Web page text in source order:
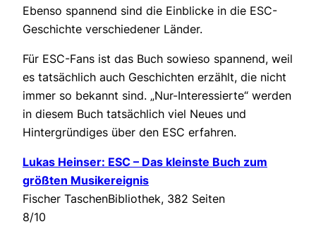
Ebenso spannend sind die Einblicke in die ESC-
Geschichte verschiedener Länder.
Für ESC-Fans ist das Buch sowieso spannend, weil
es tatsächlich auch Geschichten erzählt, die nicht
immer so bekannt sind. „Nur-Interessierte“ werden
in diesem Buch tatsächlich viel Neues und
Hintergründiges über den ESC erfahren.
Lukas Heinser: ESC – Das kleinste Buch zum
größten Musikereignis
Fischer TaschenBibliothek, 382 Seiten
8/10